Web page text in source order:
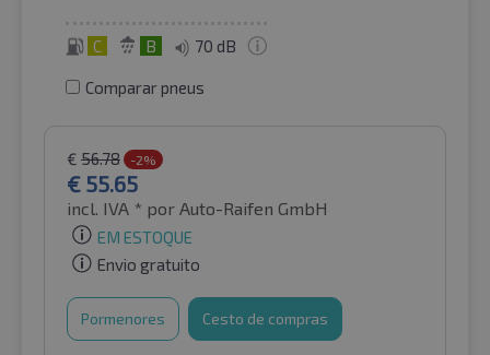
C B 70 dB
Comparar pneus
€ 56.78 -2%
€ 55.65
incl. IVA * por Auto-Raifen GmbH
EM ESTOQUE
Envio gratuito
Pormenores Cesto de compras